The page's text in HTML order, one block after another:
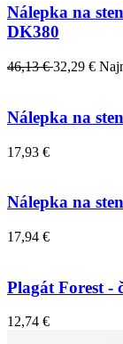
Nálepka na
DK380
46,13 €32,29 €
Nálepka na
17,93 €
Nálepka na
17,94 €
Plagát Forest -
12,74 €